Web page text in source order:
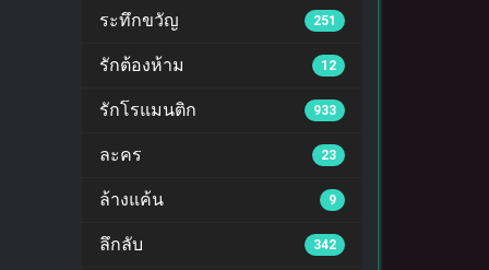
ระทึกขวัญ 251
รักต้องห้าม 12
รักโรแมนติก 933
ละคร 23
ล้างแค้น 9
ลึกลับ 342